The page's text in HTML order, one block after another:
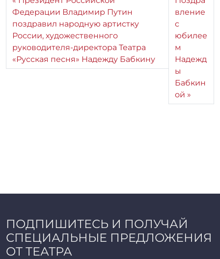
Федерации Владимир Путин
поздравил народную артистку
России, художественного
руководителя-директора Театра
«Русская песня» Надежду Бабкину
вление
с
юбилее
м
Надежд
ы
Бабкин
ой
ПОДПИШИТЕСЬ И ПОЛУЧАЙ
СПЕЦИАЛЬНЫЕ ПРЕДЛОЖЕНИЯ
ОТ ТЕАТРА